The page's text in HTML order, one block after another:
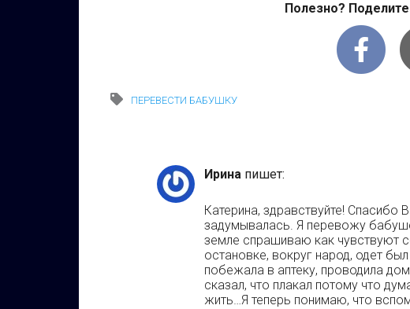
Полезно?
ПЕРЕВЕСТИ БАБУШКУ
Ирина пишет:
Катерина, здравствуйте! Спасибо
задумывалась. Я перевожу
земле спрашиваю как чувствуют
остановке, вокруг народ, одет
побежала в аптеку, проводила
сказал, что плакал потому что
жить…Я теперь понимаю, что